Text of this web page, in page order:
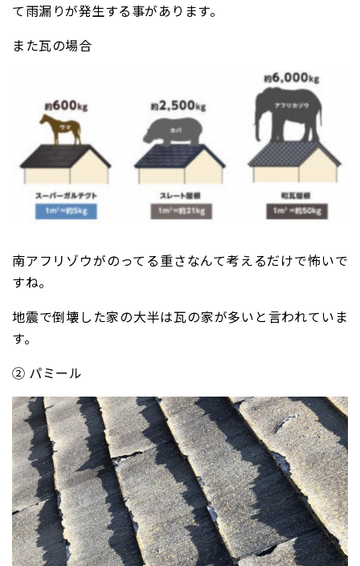
て雨漏りが発生する事があります。
また瓦の場合
南アフリゾウがのってる重さなんて考えるだけで怖いで
すね。
地震で倒壊した家の大半は瓦の家が多いと言われていま
す。
② パミール